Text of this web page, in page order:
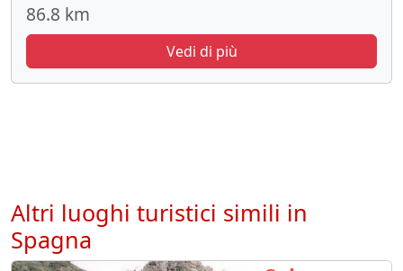
86.8 km
Vedi di più
Altri luoghi turistici simili in
Spagna